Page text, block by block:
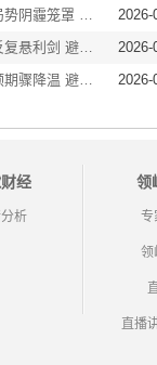
2026-
2026-
2026-
经
析
领
专
领
直播